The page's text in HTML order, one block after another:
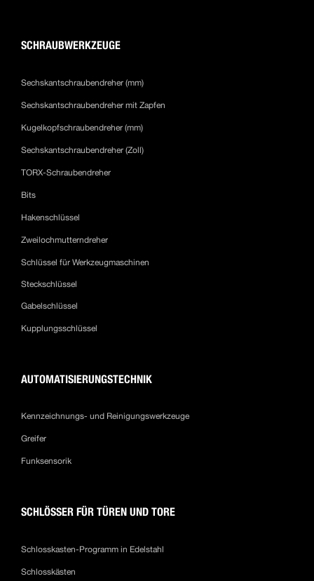
SCHRAUBWERKZEUGE
Sechskantschraubendreher (mm)
Sechskantschraubendreher mit Zapfen
Kugelkopfschraubendreher (mm)
Sechskantschraubendreher (Zoll)
TORX-Schraubendreher
Bits
Hakenschlüssel
Zweilochmutterndreher
Schlüssel für Werkzeugmaschinen
Steckschlüssel
Gabelschlüssel
Kupplungsschlüssel
AUTOMATISIERUNGSTECHNIK
Kennzeichnungs- und Reinigungswerkzeuge
Greifer
Funksensorik
SCHLÖSSER FÜR TÜREN UND TORE
Schlosskasten-Programm in Edelstahl
Schlosskästen